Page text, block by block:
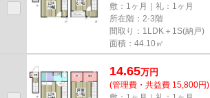
敷：1ヶ月｜礼：1ヶ月
所在階：2-3階
間取り：1LDK＋1S(納戸)
面積：44.10㎡
14.65万円
(管理費・共益費 15,800円)